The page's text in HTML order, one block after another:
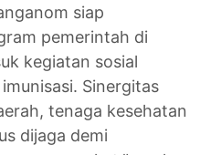
siap
pemerintah di
kegiatan sosial
Sinergitas
tenaga kesehatan
dijaga demi